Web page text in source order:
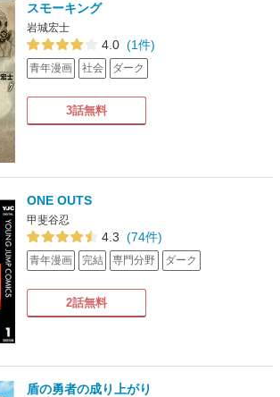
スモーキング
岩城宏士
4.0 (1件)
青年漫画 社会 ダーク
3話無料
ONE OUTS
甲斐谷忍
4.3 (74件)
青年漫画 完結 専門分野 ダーク
2話無料
盾の勇者の成り上がり